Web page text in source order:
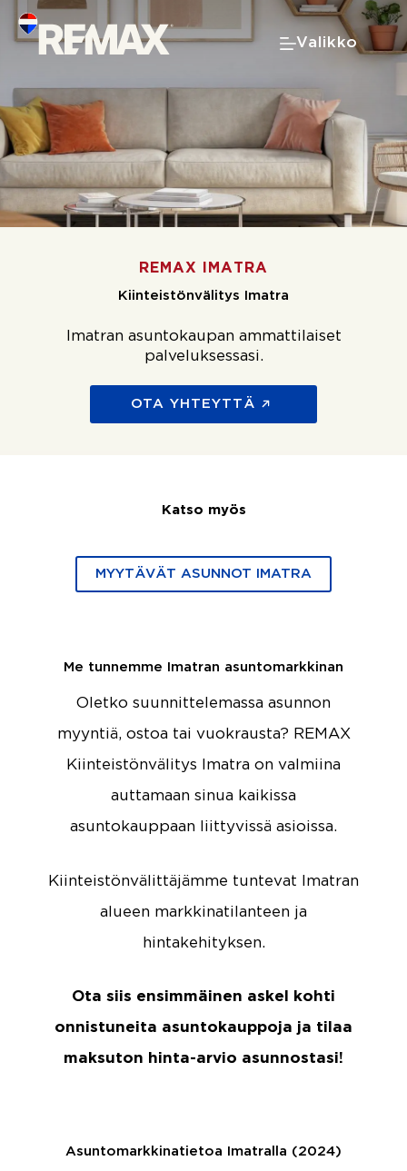
content
Valikko
REMAX IMATRA
Kiinteistönvälitys Imatra
Imatran asuntokaupan ammattilaiset
palveluksessasi.
OTA YHTEYTTÄ
Katso myös
MYYTÄVÄT ASUNNOT IMATRA
Me tunnemme Imatran asuntomarkkinan
Oletko suunnittelemassa asunnon
myyntiä, ostoa tai vuokrausta? REMAX
Kiinteistönvälitys Imatra on valmiina
auttamaan sinua kaikissa
asuntokauppaan liittyvissä asioissa.
Kiinteistönvälittäjämme tuntevat Imatran
alueen markkinatilanteen ja
hintakehityksen.
Ota siis ensimmäinen askel kohti
onnistuneita asuntokauppoja ja tilaa
maksuton hinta-arvio asunnostasi!
Asuntomarkkinatietoa Imatralla (2024)